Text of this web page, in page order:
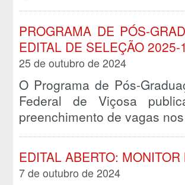
PROGRAMA DE PÓS-
EDITAL DE SELEÇÃO 2025-1
25 de outubro de 2024
O Programa de Pós-
Federal de Viçosa
preenchimento de vagas
EDITAL ABERTO:
7 de outubro de 2024